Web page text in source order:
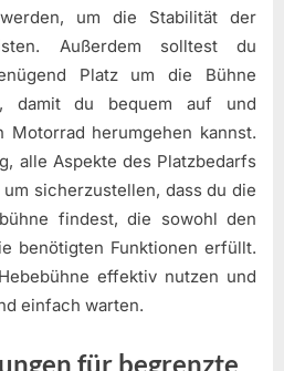
um die Stabilität der
Außerdem solltest du
Platz um die Bühne
damit du bequem auf und
Motorrad herumgehen kannst.
alle Aspekte des Platzbedarfs
sicherzustellen, dass du die
findest, die sowohl den
benötigten Funktionen erfüllt.
effektiv nutzen und
einfach warten.
für begrenzte